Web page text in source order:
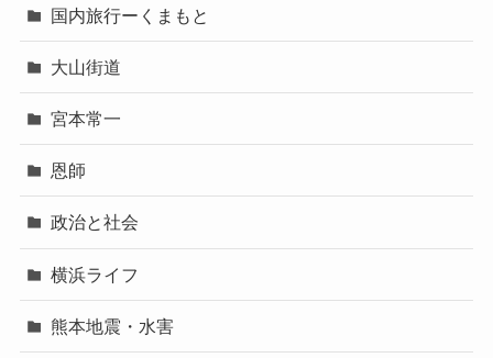
国内旅行ーくまもと
大山街道
宮本常一
恩師
政治と社会
横浜ライフ
熊本地震・水害